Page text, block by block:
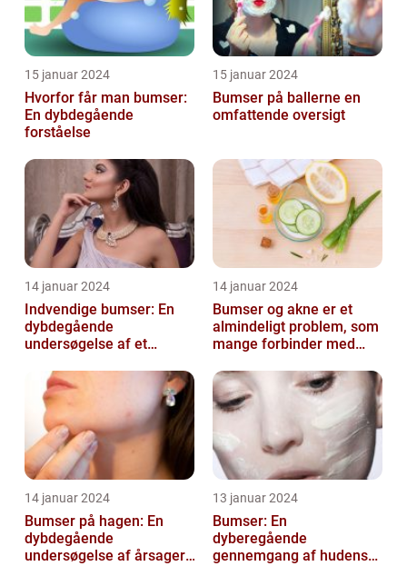
15 januar 2024
Hvorfor får man bumser:
En dybdegående
forståelse
15 januar 2024
Bumser på ballerne en
omfattende oversigt
14 januar 2024
Indvendige bumser: En
dybdegående
undersøgelse af et
14 januar 2024
Bumser og akne er et
almindeligt problem, som
mange forbinder med
14 januar 2024
Bumser på hagen: En
dybdegående
undersøgelse af årsager,
13 januar 2024
Bumser: En
dyberegående
gennemgang af hudens